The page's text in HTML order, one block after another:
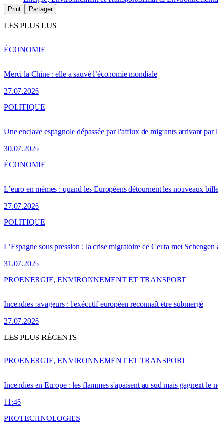
Print Partager
LES PLUS LUS
Merci la Chine : elle a sauvé l’économie mondiale
27.07.2026
ÉCONOMIE
Une enclave espagnole dépassée par l'afflux de migrants arrivant par
30.07.2026
POLITIQUE
L’euro en mèmes : quand les Européens détournent les nouveaux
27.07.2026
ÉCONOMIE
L’Espagne sous pression : la crise migratoire de Ceuta met Schengen
31.07.2026
POLITIQUE
Incendies ravageurs : l'exécutif européen reconnaît être submergé
27.07.2026
PROENERGIE, ENVIRONNEMENT ET TRANSPORT
LES PLUS RÉCENTS
Incendies en Europe : les flammes s'apaisent au sud mais gagnent le
11:46
PROENERGIE, ENVIRONNEMENT ET TRANSPORT
PROTECHNOLOGIES